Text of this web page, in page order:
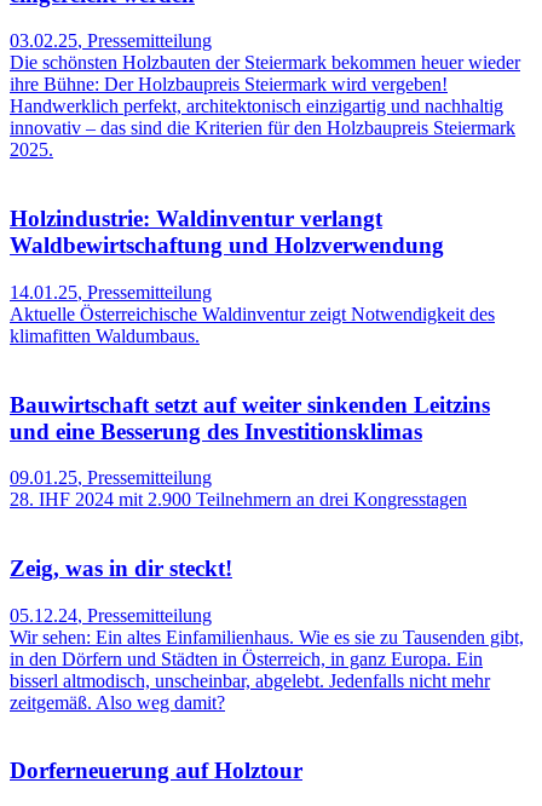
03.02.25, Pressemitteilung
Die schönsten Holzbauten der Steiermark bekommen heuer wieder
ihre Bühne: Der Holzbaupreis Steiermark wird vergeben!
Handwerklich perfekt, architektonisch einzigartig und nachhaltig
innovativ – das sind die Kriterien für den Holzbaupreis Steiermark
2025.
Holzindustrie: Waldinventur verlangt
Waldbewirtschaftung und Holzverwendung
14.01.25, Pressemitteilung
Aktuelle Österreichische Waldinventur zeigt Notwendigkeit des
klimafitten Waldumbaus.
Bauwirtschaft setzt auf weiter sinkenden Leitzins
und eine Besserung des Investitionsklimas
09.01.25, Pressemitteilung
28. IHF 2024 mit 2.900 Teilnehmern an drei Kongresstagen
Zeig, was in dir steckt!
05.12.24, Pressemitteilung
Wir sehen: Ein altes Einfamilienhaus. Wie es sie zu Tausenden gibt,
in den Dörfern und Städten in Österreich, in ganz Europa. Ein
bisserl altmodisch, unscheinbar, abgelebt. Jedenfalls nicht mehr
zeitgemäß. Also weg damit?
Dorferneuerung auf Holztour